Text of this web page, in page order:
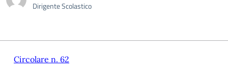
Dirigente Scolastico
Circolare n. 62